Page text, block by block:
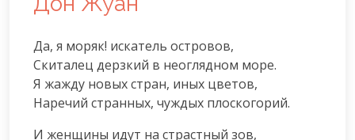
Да, я моряк! искатель островов,
Скиталец дерзкий в неоглядном море.
Я жажду новых стран, иных цветов,
Наречий странных, чуждых плоскогорий.
И женщины идут на страстный зов,